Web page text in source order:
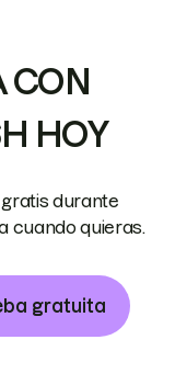
CON
HOY
durante
cuando quieras.
gratuita